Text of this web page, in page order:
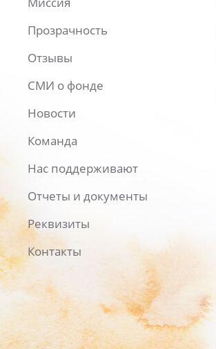
Прозрачность
Отзывы
СМИ о фонде
Новости
Команда
Нас поддерживают
Отчеты и документы
Реквизиты
Контакты